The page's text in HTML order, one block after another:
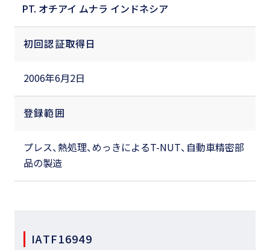
PT. オチアイ ムナラ インドネシア
初回認証取得日
2006年6月2日
登録範囲
プレス、熱処理、めっきによるT-NUT、自動車精密部
品の製造
IATF16949